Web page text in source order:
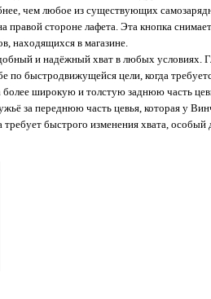
чем любое из существующих
правой стороне лафета. Эта кнопка
находящихся в магазине.
и надёжный хват в любых условиях.
по быстродвижущейся цели, когда
более широкую и толстую заднюю часть
за переднюю часть цевья, которая у
требует быстрого изменения хвата,